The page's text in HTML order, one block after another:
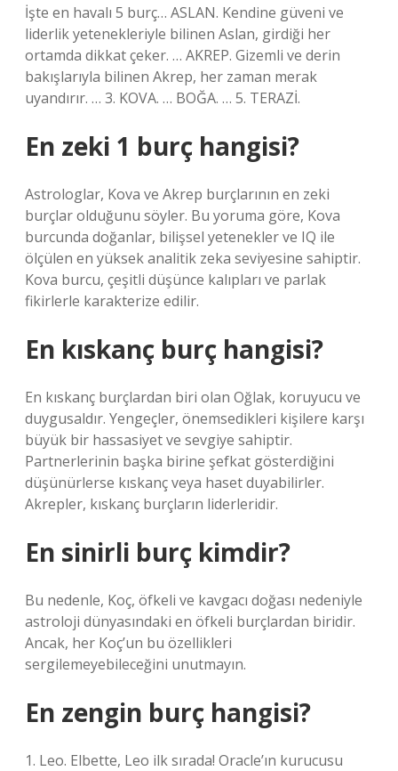
İşte en havalı 5 burç… ASLAN. Kendine güveni ve
liderlik yetenekleriyle bilinen Aslan, girdiği her
ortamda dikkat çeker. … AKREP. Gizemli ve derin
bakışlarıyla bilinen Akrep, her zaman merak
uyandırır. … 3. KOVA. … BOĞA. … 5. TERAZİ.
En zeki 1 burç hangisi?
Astrologlar, Kova ve Akrep burçlarının en zeki
burçlar olduğunu söyler. Bu yoruma göre, Kova
burcunda doğanlar, bilişsel yetenekler ve IQ ile
ölçülen en yüksek analitik zeka seviyesine sahiptir.
Kova burcu, çeşitli düşünce kalıpları ve parlak
fikirlerle karakterize edilir.
En kıskanç burç hangisi?
En kıskanç burçlardan biri olan Oğlak, koruyucu ve
duygusaldır. Yengeçler, önemsedikleri kişilere karşı
büyük bir hassasiyet ve sevgiye sahiptir.
Partnerlerinin başka birine şefkat gösterdiğini
düşünürlerse kıskanç veya haset duyabilirler.
Akrepler, kıskanç burçların liderleridir.
En sinirli burç kimdir?
Bu nedenle, Koç, öfkeli ve kavgacı doğası nedeniyle
astroloji dünyasındaki en öfkeli burçlardan biridir.
Ancak, her Koç’un bu özellikleri
sergilemeyebileceğini unutmayın.
En zengin burç hangisi?
1. Leo. Elbette, Leo ilk sırada! Oracle’ın kurucusu